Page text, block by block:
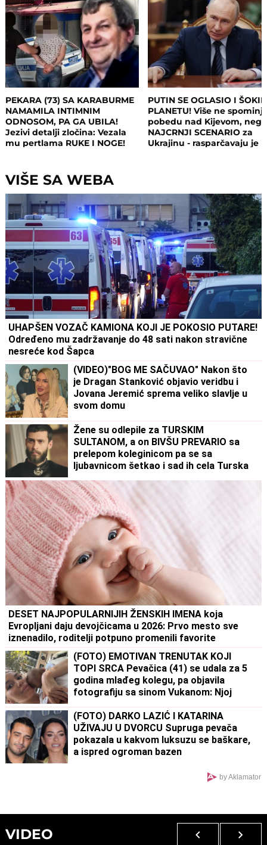
PEKARA (73) SA KARABURME
NAMAMILA INTIMNIM
ODNOSOM, PA GA UBILA!
Jezivi detalji zločina: Vezala
mu pertlama RUKE I NOGE!
PUTIN SE OGLASIO I
PLANETU! Više ne
pobedu nad Kijevom, nego
NAJCRNJI SCENARIO za
Ukrajinu - rasparčavaju je
VIŠE SA WEBA
UHAPŠEN VOZAČ KAMIONA KOJI JE POKOSIO PUTARE!
Određeno mu zadržavanje do 48 sati nakon stravične
nesreće kod Šapca
(VIDEO)"BOG ME SAČUVAO" Nakon što
je Dragan Stanković objavio veridbu i
Jovana Jeremić sprema veliko slavlje u
svom domu
Žene su odlepile za TURSKIM
SULTANOM, a on BIVŠU PREVARIO sa
prelepom koleginicom pa se sa
ljubavnicom šetkao i sad ih cela Turska
mirnog momka, a onda su počeli
skandali
DESET NAJPOPULARNIJIH ŽENSKIH IMENA koja
Evropljani daju devojčicama u 2026: Prvo mesto sve
iznenadilo, roditelji potpuno promenili favorite
(FOTO) EMOTIVAN TRENUTAK KOJI
TOPI SRCA Pevačica (41) se udala za 5
godina mlađeg kolegu, pa objavila
fotografiju sa sinom Vukanom: Njoj
(FOTO) DARKO LAZIĆ I KATARINA
UŽIVAJU U DVORCU Supruga pevača
pokazala u kakvom luksuzu se baškare,
a ispred ogroman bazen
by Aklamator
VIDEO